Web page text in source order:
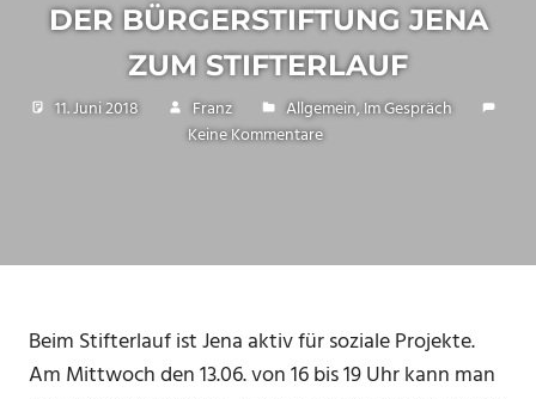
DER BÜRGERSTIFTUNG JENA
ZUM STIFTERLAUF
11. Juni 2018 Franz Allgemein,Im Gespräch
Keine Kommentare
Beim Stifterlauf ist Jena aktiv für soziale Projekte.
Am Mittwoch den 13.06. von 16 bis 19 Uhr kann man